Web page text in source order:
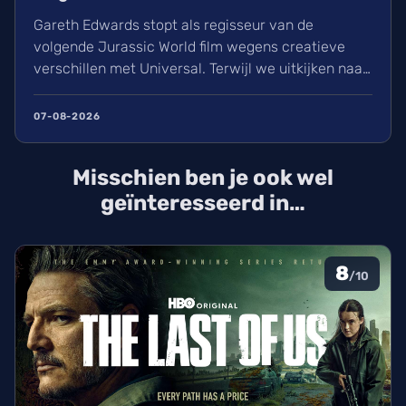
Gareth Edwards stopt als regisseur van de
volgende Jurassic World film wegens creatieve
verschillen met Universal. Terwijl we uitkijken naar
een nieuwe leider voor de film van 2027 gestart.
07-08-2026
Misschien ben je ook wel
geïnteresseerd in…
8/10